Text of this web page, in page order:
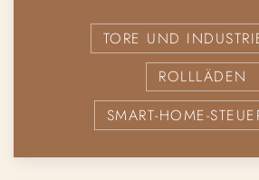
TORE UND
ROLLLÄDEN
SMART-HOME-